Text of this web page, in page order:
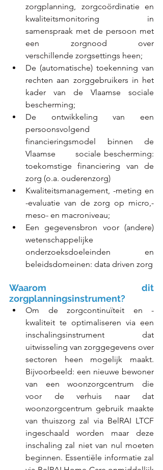
zorgplanning, zorgcoördinatie en
kwaliteitsmonitoring in
samenspraak met de persoon met
een zorgnood over
verschillende zorgsettings heen;
De (automatische) toekenning van
rechten aan zorggebruikers in het
kader van de Vlaamse sociale
bescherming;
De ontwikkeling van een
persoonsvolgend
financieringsmodel binnen de
Vlaamse      sociale bescherming:
toekomstige financiering van de
zorg (o.a. ouderenzorg)
Kwaliteitsmanagement, -meting en
-evaluatie van de zorg op micro,-
meso- en macroniveau;
Een gegevensbron voor (andere)
wetenschappelijke
onderzoeksdoeleinden en
beleidsdomeinen: data driven zorg
Waarom dit
zorgplanningsinstrument?
Om de zorgcontinuïteit en -
kwaliteit te optimaliseren via een
inschalingsinstrument dat
uitwisseling van zorggegevens over
sectoren heen mogelijk maakt.
Bijvoorbeeld: een nieuwe bewoner
van een woonzorgcentrum die
voor de verhuis naar dat
woonzorgcentrum gebruik maakte
van thuiszorg zal via BelRAI LTCF
ingeschaald worden maar deze
inschaling zal niet van nul moeten
beginnen. Essentiële informatie zal